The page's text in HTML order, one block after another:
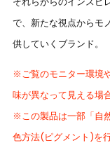
で、新たな視点からモ
供していくブランド。
※ご覧のモニター環境
味が異なって見える場
※この製品は一部「自
色方法(ピグメント)を